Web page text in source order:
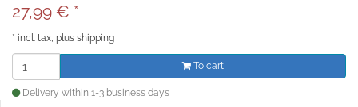
27,99 € *
* incl. tax, plus shipping
To cart
Delivery within 1-3 business days